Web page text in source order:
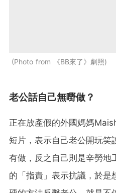
Photo from 《BB來了》劇照
老公話自己無嘢做？
正在放產假的外國媽媽
短片，表示自己老公開玩笑
有做，反之自己則是辛勞地
的「指責」表示抗議，於是